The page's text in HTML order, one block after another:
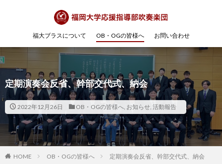
福大ブラスについて OB・OGの皆様へ お問い合わせ
定期演奏会反省、幹部交代式、納会
2022年12月26日 OB・OGの皆様へ, お知らせ, 活動報告
HOME OB・OGの皆様へ 定期演奏会反省、幹部交代式、納会